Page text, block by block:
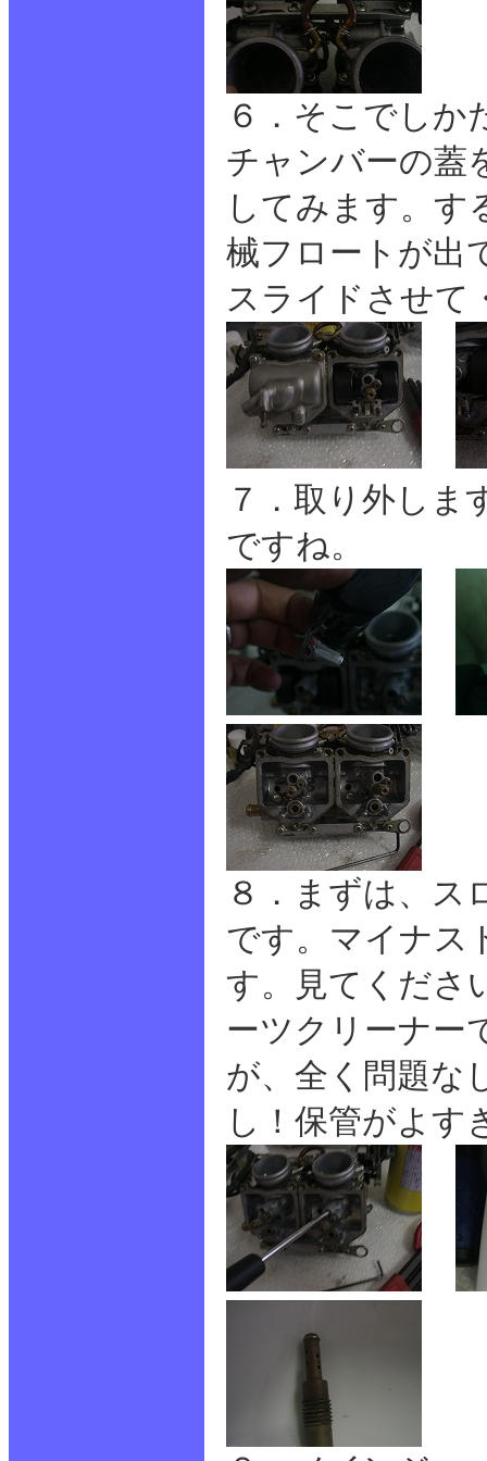
６．そこでしか
チャンバーの蓋
してみます。す
械フロートが出
スライドさせて
７．取り外しま
ですね。
８．まずは、ス
です。マイナス
す。見てくださ
ーツクリーナー
が、全く問題な
し！保管がよす